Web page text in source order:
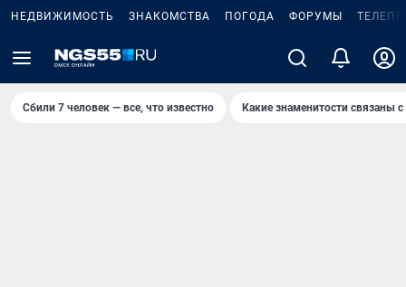
НЕДВИЖИМОСТЬ ЗНАКОМСТВА ПОГОДА ФОРУМЫ
Сбили 7 человек — все, что известно Какие знаменитости связаны